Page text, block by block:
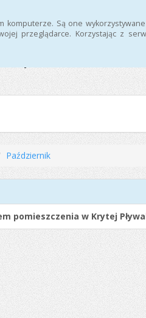
Są one
przeglądarce. Korzystając z
Październik
pomieszczenia w Krytej